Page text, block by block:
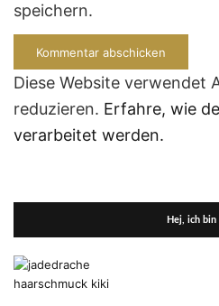
speichern.
Diese Website verwendet
reduzieren. Erfahre, wie
verarbeitet werden.
Hej, ich bin